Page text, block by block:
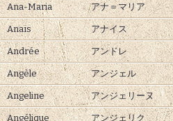
Ana-Maria アナ＝マリア
Anaïs アナイス
Andrée アンドレ
Angèle アンジェル
Angeline アンジェリーヌ
Angélique アンジェリク